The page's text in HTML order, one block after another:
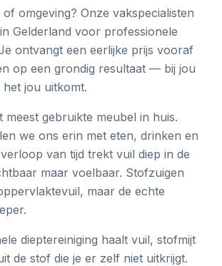
omgeving? Onze vakspecialisten
Gelderland voor professionele
ontvangt een eerlijke prijs vooraf
op een grondig resultaat — bij jou
jou uitkomt.
meest gebruikte meubel in huis.
we ons erin met eten, drinken en
van tijd trekt vuil diep in de
maar voelbaar. Stofzuigen
maar de echte
dieptereiniging haalt vuil, stofmijt
de stof die je er zelf niet uitkrijgt.